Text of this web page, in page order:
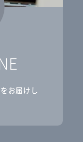
お届けし